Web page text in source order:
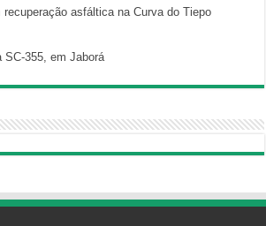
recuperação asfáltica na Curva do Tiepo
SC-355, em Jaborá